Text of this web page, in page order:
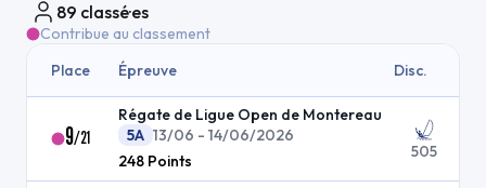
89 classé·es
Contribue au classement
Place
Épreuve Disc.
9/21
Régate de Ligue Open de Montereau
5A 13/06 - 14/06/2026
248 Points 505